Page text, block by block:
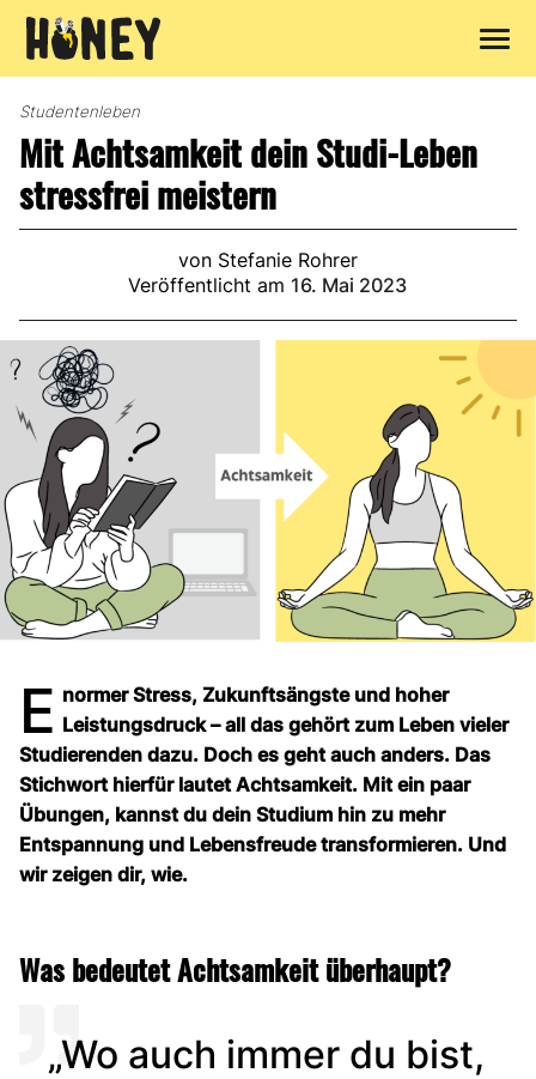
Inhalt
Studentenleben
Mit Achtsamkeit dein Studi-Leben
stressfrei meistern
von Stefanie Rohrer
Veröffentlicht am 16. Mai 2023
E normer Stress, Zukunftsängste und hoher
Leistungsdruck – all das gehört zum Leben vieler
Studierenden dazu. Doch es geht auch anders. Das
Stichwort hierfür lautet Achtsamkeit. Mit ein paar
Übungen, kannst du dein Studium hin zu mehr
Entspannung und Lebensfreude transformieren. Und
wir zeigen dir, wie.
Was bedeutet Achtsamkeit überhaupt?
„Wo auch immer du bist,